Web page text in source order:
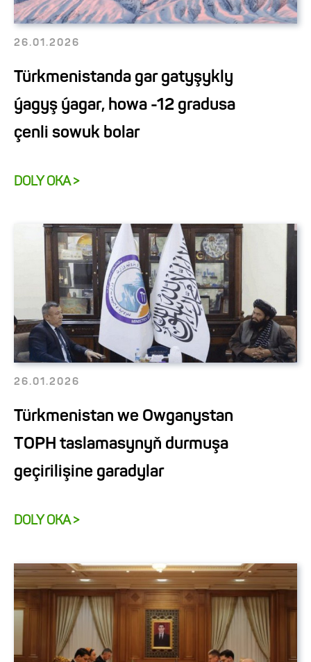
26.01.2026
Türkmenistanda gar gatyşykly
ýagyş ýagar, howa -12 gradusa
çenli sowuk bolar
DOLY OKA >
26.01.2026
Türkmenistan we Owganystan
TOPH taslamasynyň durmuşa
geçirilişine garadylar
DOLY OKA >